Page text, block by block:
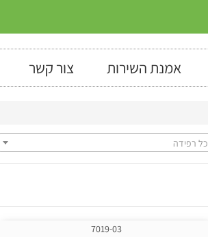
אמנת השירות צור קשר
כל רפידה
7019-03